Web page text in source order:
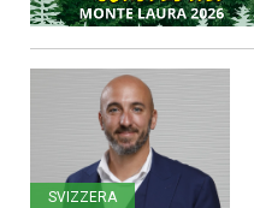
SVIZZERA